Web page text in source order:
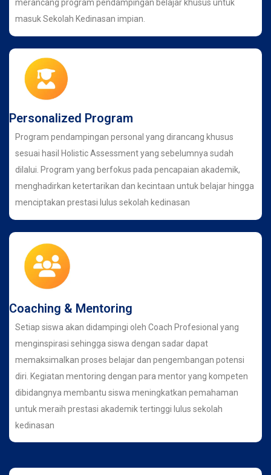
merancang program pendampingan belajar khusus untuk
masuk Sekolah Kedinasan impian.
Personalized Program
Program pendampingan personal yang dirancang khusus
sesuai hasil Holistic Assessment yang sebelumnya sudah
dilalui. Program yang berfokus pada pencapaian akademik,
menghadirkan ketertarikan dan kecintaan untuk belajar hingga
menciptakan prestasi lulus sekolah kedinasan
Coaching & Mentoring
Setiap siswa akan didampingi oleh Coach Profesional yang
menginspirasi sehingga siswa dengan sadar dapat
memaksimalkan proses belajar dan pengembangan potensi
diri. Kegiatan mentoring dengan para mentor yang kompeten
dibidangnya membantu siswa meningkatkan pemahaman
untuk meraih prestasi akademik tertinggi lulus sekolah
kedinasan